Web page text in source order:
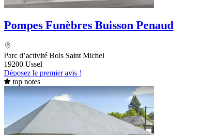
Pompes Funèbres Buisson Penaud
Parc d’activité Bois Saint Michel
19200 Ussel
Déposez le premier avis !
top notes